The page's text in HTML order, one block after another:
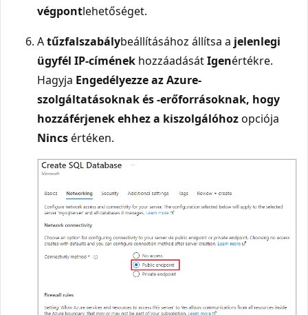
végpontlehetőséget.
Atűzfalszabálybeállításához állítsa a jelenlegi
ügyfél IP-címének hozzáadásátIgenértékre.
Hagyja Engedélyezze az Azure-
szolgáltatásoknak és -erőforrásoknak, hogy
hozzáférjenek ehhez a kiszolgálóhozopciója
Nincsértéken.